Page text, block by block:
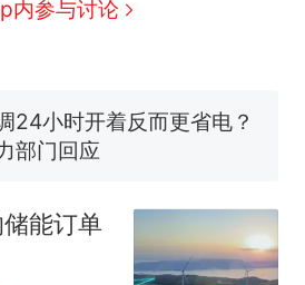
内参与讨论
一圈，还曾两次到中国寻根
24小时开着反而更省电？
部门回应
13名均遭淘汰？教育局：
停招聘，成立调查组全面
十多万人报名的考试，成绩
部作废，公平么？
能订单